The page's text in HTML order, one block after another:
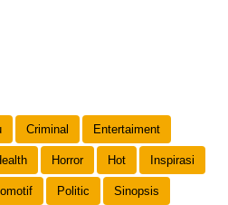
Criminal Entertaiment
Horror Hot Inspirasi
Politic Sinopsis